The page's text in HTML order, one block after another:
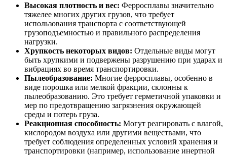
Высокая плотность и вес: Ферросплавы значительно
тяжелее многих других грузов, что требует
использования транспорта с соответствующей
грузоподъемностью и правильного распределения
нагрузки.
Хрупкость некоторых видов: Отдельные виды могут
быть хрупкими и подвержены разрушению при ударах и
вибрациях во время транспортировки.
Пылеобразование: Многие ферросплавы, особенно в
виде порошка или мелкой фракции, склонны к
пылеобразованию. Это требует герметичной упаковки и
мер по предотвращению загрязнения окружающей
среды и потерь груза.
Реакционная способность: Могут реагировать с влагой,
кислородом воздуха или другими веществами, что
требует соблюдения определенных условий хранения и
транспортировки (например, использование инертной